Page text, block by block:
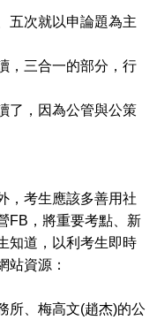
五次就以申論題為主
，三合一的部分，行
了，因為公管與公策
，考生應該多善用社
FB ，將重要考點、新
知道，以利考生即時
站資源：
所、梅高文(趙杰)的公